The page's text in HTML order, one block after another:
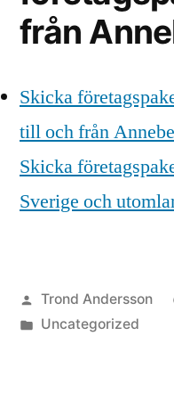
från
Skicka
till och från
Skicka
Sverige och
Posted
by
Trond Andersson
Posted
Uncategorized